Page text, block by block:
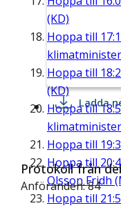
(KD)
Hoppa till
Hoppa till
(KD)
Hoppa till
Hoppa till
Hoppa till
Olsson Fridh
Hoppa till
Ladda
Protokoll från
Anföranden: 84